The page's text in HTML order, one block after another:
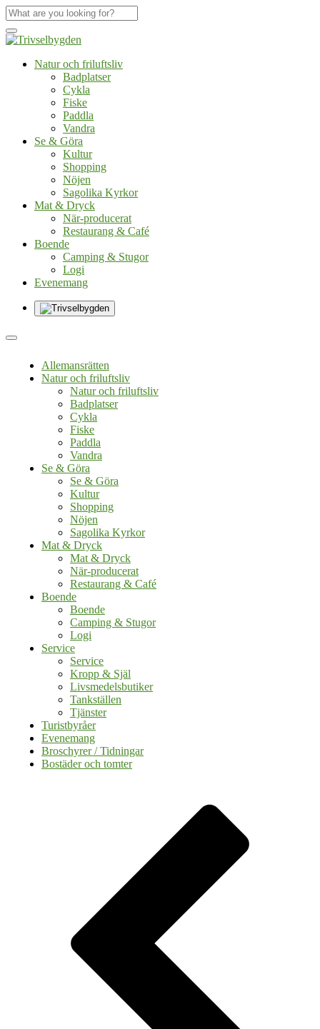
Natur och friluftsliv
Badplatser
Cykla
Fiske
Paddla
Vandra
Se & Göra
Kultur
Shopping
Nöjen
Sagolika Kyrkor
Mat & Dryck
När-producerat
Restaurang & Café
Boende
Camping & Stugor
Logi
Evenemang
Allemansrätten
Natur och friluftsliv
Natur och friluftsliv
Badplatser
Cykla
Fiske
Paddla
Vandra
Se & Göra
Se & Göra
Kultur
Shopping
Nöjen
Sagolika Kyrkor
Mat & Dryck
Mat & Dryck
När-producerat
Restaurang & Café
Boende
Boende
Camping & Stugor
Logi
Service
Service
Kropp & Själ
Livsmedelsbutiker
Tankställen
Tjänster
Turistbyråer
Evenemang
Broschyrer / Tidningar
Bostäder och tomter